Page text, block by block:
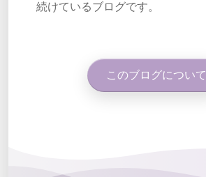
続けているブログです。
このブログについて